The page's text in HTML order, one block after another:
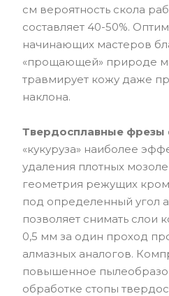
см вероятность скола
составляет 40-50%.
начинающих мастеров
«прощающей» природе
травмирует кожу даже
наклона.
Твердосплавные фрезы
«кукуруза» наиболее
удаления плотных
геометрия режущих
под определенный угол
позволяет снимать слои
0,5 мм за один проход
алмазных аналогов.
повышенное
обработке стопы